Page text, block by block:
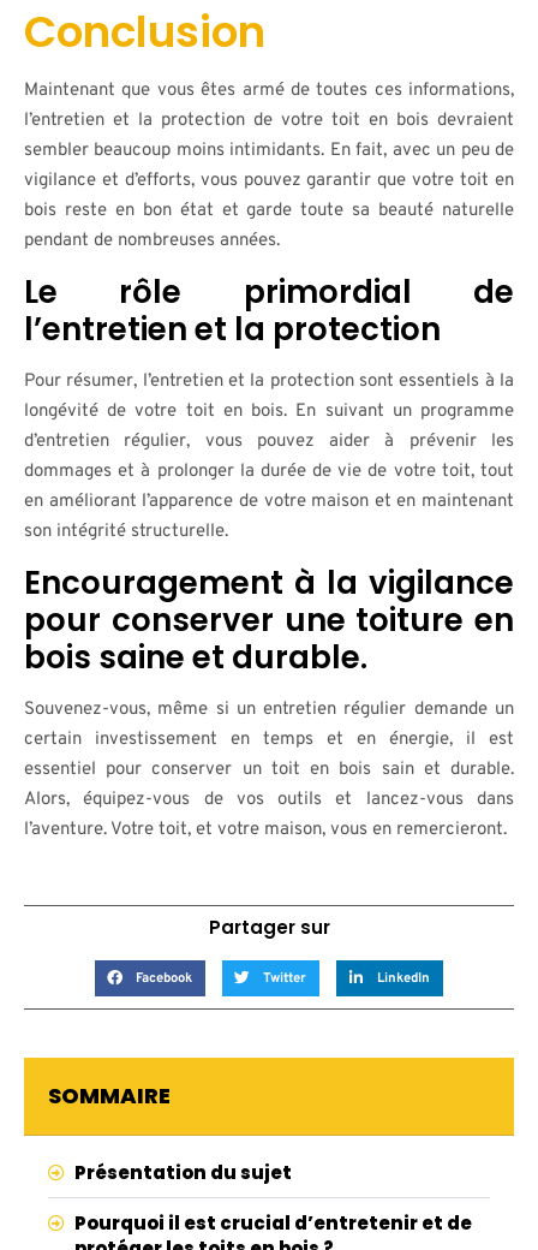
Conclusion
Maintenant que vous êtes armé de toutes ces informations,
l’entretien et la protection de votre toit en bois devraient
sembler beaucoup moins intimidants. En fait, avec un peu de
vigilance et d’efforts, vous pouvez garantir que votre toit en
bois reste en bon état et garde toute sa beauté naturelle
pendant de nombreuses années.
Le rôle primordial de
l’entretien et la protection
Pour résumer, l’entretien et la protection sont essentiels à la
longévité de votre toit en bois. En suivant un programme
d’entretien régulier, vous pouvez aider à prévenir les
dommages et à prolonger la durée de vie de votre toit, tout
en améliorant l’apparence de votre maison et en maintenant
son intégrité structurelle.
Encouragement à la vigilance
pour conserver une toiture en
bois saine et durable.
Souvenez-vous, même si un entretien régulier demande un
certain investissement en temps et en énergie, il est
essentiel pour conserver un toit en bois sain et durable.
Alors, équipez-vous de vos outils et lancez-vous dans
l’aventure. Votre toit, et votre maison, vous en remercieront.
Partager sur
Facebook Twitter LinkedIn
SOMMAIRE
Présentation du sujet
Pourquoi il est crucial d’entretenir et de